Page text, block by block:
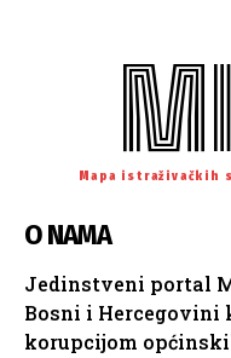
Mapa istraživačkih
O NAMA
Jedinstveni portal
Bosni i Hercegovini
korupcijom